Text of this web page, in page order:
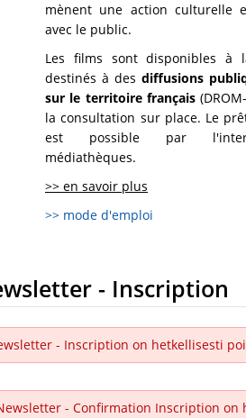
mènent une action culturelle
avec le public.
Les films sont disponibles à
destinés à des diffusions
sur le territoire français
la consultation sur place. Le
est possible par
médiathèques.
>> en savoir plus
>> mode d'emploi
- Inscription
- Inscription on hetkellisesti
- Confirmation Inscription on